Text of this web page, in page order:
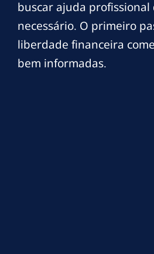
buscar ajuda
necessário. O primeiro
liberdade financeira
bem informadas.